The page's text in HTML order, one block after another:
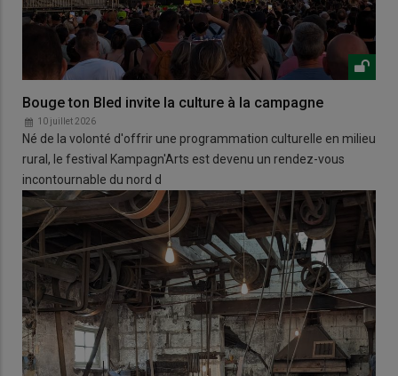
Bouge ton Bled invite la culture à la campagne
10 juillet 2026
Né de la volonté d'offrir une programmation culturelle en milieu
rural, le festival Kampagn'Arts est devenu un rendez-vous
incontournable du nord d